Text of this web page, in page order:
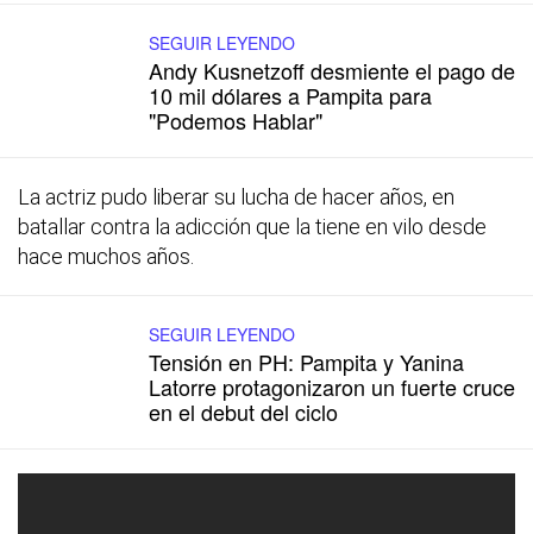
SEGUIR LEYENDO
Andy Kusnetzoff desmiente el pago de
10 mil dólares a Pampita para
"Podemos Hablar"
La actriz pudo liberar su lucha de hacer años, en
batallar contra la adicción que la tiene en vilo desde
hace muchos años.
SEGUIR LEYENDO
Tensión en PH: Pampita y Yanina
Latorre protagonizaron un fuerte cruce
en el debut del ciclo